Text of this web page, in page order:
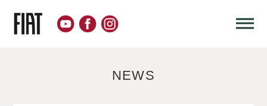
NEWS